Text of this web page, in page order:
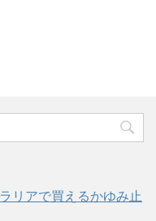
リアで買えるかゆみ止